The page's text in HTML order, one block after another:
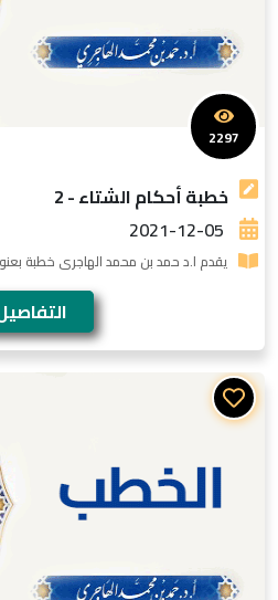
خطبة أحكام الشتاء - 2
2021-12-05
يقدم ا.د حمد بن محمد الهاجرى خطبة
2297